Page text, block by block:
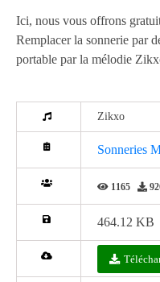
Ici, nous vous offrons
Remplacer la sonnerie par
portable par la mélodie
Zikxo
Sonneries
1165
464.12 KB